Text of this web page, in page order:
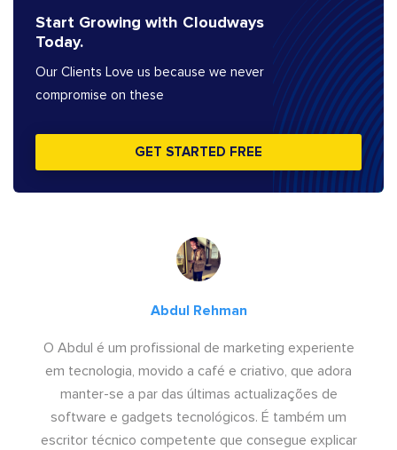
Start Growing with Cloudways
Today.
Our Clients Love us because we never
compromise on these
GET STARTED FREE
Abdul Rehman
O Abdul é um profissional de marketing experiente
em tecnologia, movido a café e criativo, que adora
manter-se a par das últimas actualizações de
software e gadgets tecnológicos. É também um
escritor técnico competente que consegue explicar